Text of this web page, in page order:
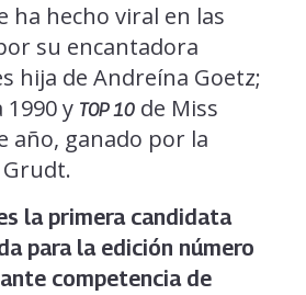
ha hecho viral en las
su encantadora
hija de Andreína Goetz;
1990 y TOP 10de Miss
año, ganado por la
la primera candidata
para la edición número
competencia de